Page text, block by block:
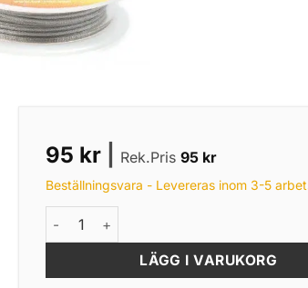
95 kr| Rek.Pris 95 kr
Beställningsvara - Levereras inom 3-5
Tuf-Line flätad rostfritt stål Tuf-Leader,
LÄGG I VARUKORG